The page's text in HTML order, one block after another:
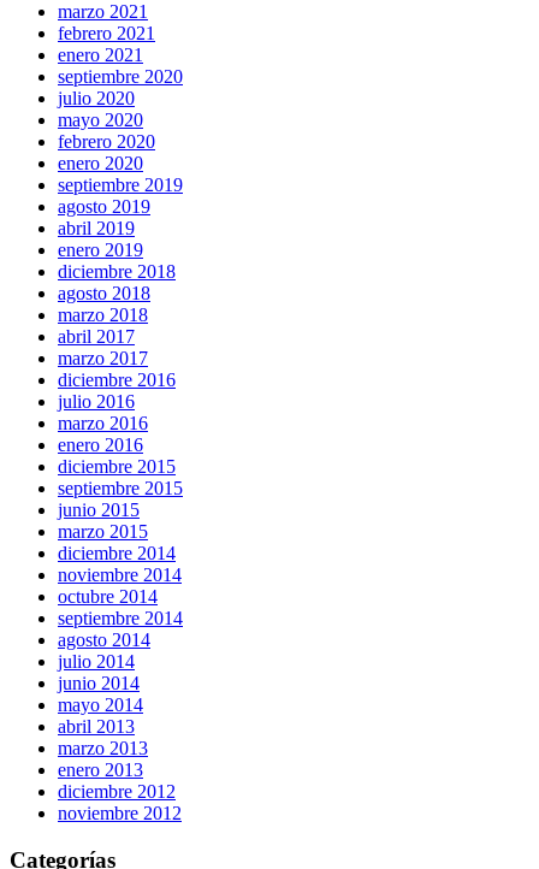
marzo 2021
febrero 2021
enero 2021
septiembre 2020
julio 2020
mayo 2020
febrero 2020
enero 2020
septiembre 2019
agosto 2019
abril 2019
enero 2019
diciembre 2018
agosto 2018
marzo 2018
abril 2017
marzo 2017
diciembre 2016
julio 2016
marzo 2016
enero 2016
diciembre 2015
septiembre 2015
junio 2015
marzo 2015
diciembre 2014
noviembre 2014
octubre 2014
septiembre 2014
agosto 2014
julio 2014
junio 2014
mayo 2014
abril 2013
marzo 2013
enero 2013
diciembre 2012
noviembre 2012
Categorías